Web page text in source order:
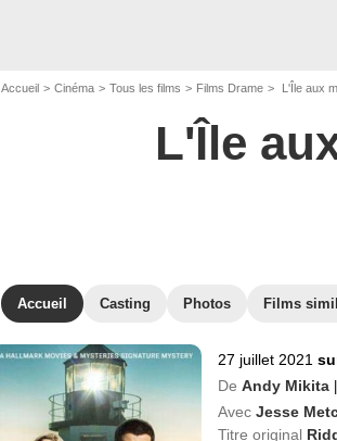
Accueil Cinéma Tous les films Films Drame L'Île aux
L'Île
Accueil Casting Photos Films
27 juillet 2021
De Andy Mikita
Avec Jesse
Titre original